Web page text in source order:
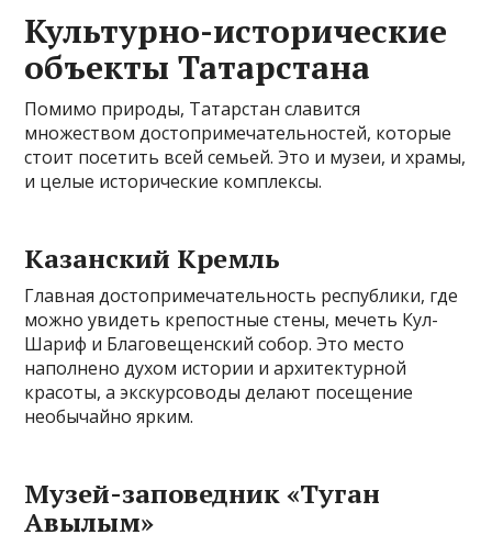
Культурно-исторические
объекты Татарстана
Помимо природы, Татарстан славится
множеством достопримечательностей, которые
стоит посетить всей семьей. Это и музеи, и храмы,
и целые исторические комплексы.
Казанский Кремль
Главная достопримечательность республики, где
можно увидеть крепостные стены, мечеть Кул-
Шариф и Благовещенский собор. Это место
наполнено духом истории и архитектурной
красоты, а экскурсоводы делают посещение
необычайно ярким.
Музей-заповедник «Туган
Авылым»